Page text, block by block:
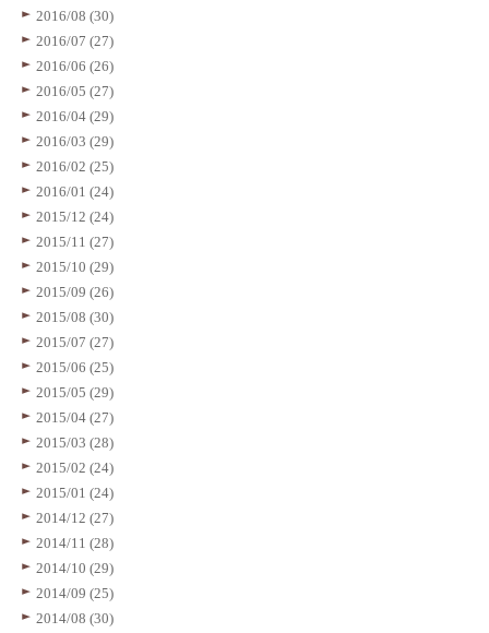
2016/08 (30)
2016/07 (27)
2016/06 (26)
2016/05 (27)
2016/04 (29)
2016/03 (29)
2016/02 (25)
2016/01 (24)
2015/12 (24)
2015/11 (27)
2015/10 (29)
2015/09 (26)
2015/08 (30)
2015/07 (27)
2015/06 (25)
2015/05 (29)
2015/04 (27)
2015/03 (28)
2015/02 (24)
2015/01 (24)
2014/12 (27)
2014/11 (28)
2014/10 (29)
2014/09 (25)
2014/08 (30)